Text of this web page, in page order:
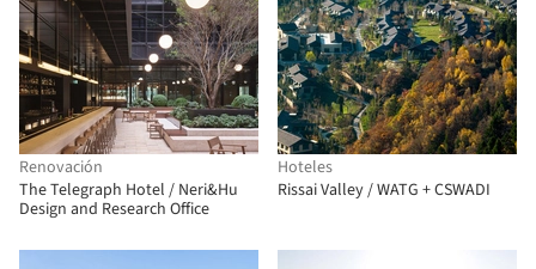
Renovación
The Telegraph Hotel / Neri&Hu
Design and Research Office
Hoteles
Rissai Valley / WATG + CSWADI